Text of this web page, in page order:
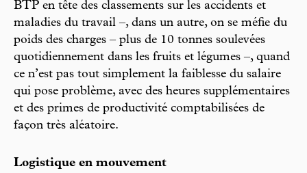
BTP en tête des classements sur les accidents et
maladies du travail –, dans un autre, on se méfie du
poids des charges – plus de 10 tonnes soulevées
quotidiennement dans les fruits et légumes –, quand
ce n’est pas tout simplement la faiblesse du salaire
qui pose problème, avec des heures supplémentaires
et des primes de productivité comptabilisées de
façon très aléatoire.
Logistique en mouvement